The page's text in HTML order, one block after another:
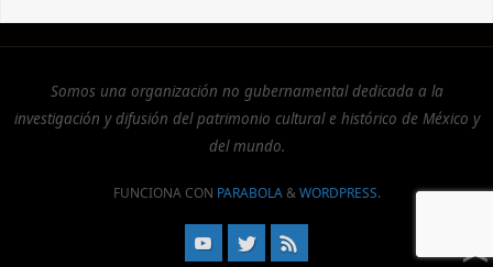
Somos una organización no gubernamental dedicada a la
investigación y difusión del patrimonio cultural e histórico de México y
del mundo.
FUNCIONA CON PARABOLA&WORDPRESS.